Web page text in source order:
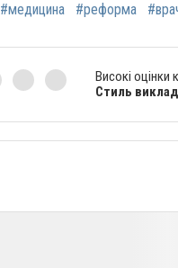
#медицина #реформа
Високі оцінки
Стиль